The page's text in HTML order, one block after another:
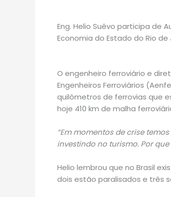
Eng. Helio Suêvo participa de
Economia do Estado do Rio de
O engenheiro ferroviário e
Engenheiros Ferroviários
quilômetros de ferrovias que
hoje 410 km de malha
“Em momentos de crise
investindo no turismo. Por
Helio lembrou que no Brasil
dois estão paralisados e três